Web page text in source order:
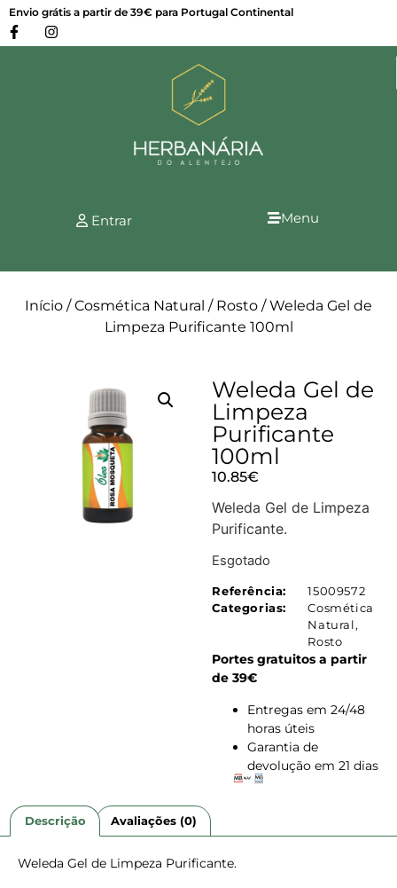
Envio grátis a partir de 39€ para Portugal Continental
Entrar Menu
Início /Cosmética Natural / Rosto / Weleda Gel de
Limpeza Purificante 100ml
Weleda Gel de
Limpeza
Purificante
100ml
10.85€
Weleda Gel de Limpeza
Purificante.
Esgotado
Referência:
15009572
Categorias:
Cosmética
Natural,
Rosto
Portes gratuitos a partir
de 39€
Entregas em 24/48
horas úteis
Garantia de
devolução em 21 dias
Descrição Avaliações (0)
Weleda Gel de Limpeza Purificante.